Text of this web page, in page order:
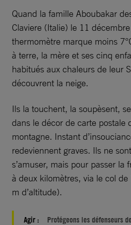
Quand la famille Aboubakar
Claviere (Italie) le 11
thermomètre marque moins
à terre, la mère et ses cinq
habitués aux chaleurs de leur
découvrent la neige.
Ils la touchent, la soupèsent,
dans le décor de carte postale
montagne. Instant
redeviennent graves. Ils ne
s’amuser, mais pour passer la
à deux kilomètres, via le col
m d’altitude).
Agir : Protégeons les défenseurs